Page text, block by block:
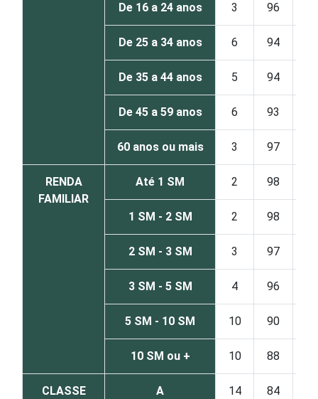
De 16 a 24 anos 3 96
De 25 a 34 anos 6 94
De 35 a 44 anos 5 94
De 45 a 59 anos 6 93
60 anos ou mais 3 97
RENDA
FAMILIAR
Até 1 SM 2 98
1 SM - 2 SM 2 98
2 SM - 3 SM 3 97
3 SM - 5 SM 4 96
5 SM - 10 SM 10 90
10 SM ou + 10 88
CLASSE
A 14 84